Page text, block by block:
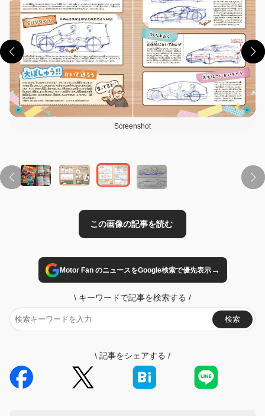
Screenshot
Motor Fan のニュースをGoogle検索で優先表示→
\ キーワードで記事を検索する /
検索
\ 記事をシェアする /